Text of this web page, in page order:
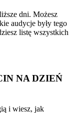
dni. Możesz
audycje były tego
listę wszystkich
NA DZIEŃ
i wiesz, jak